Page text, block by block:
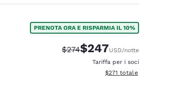
PRENOTA ORA E RISPARMIA IL 10%
Tariffa di barratura:
$274Tariffa scontata:
$247USD/notte
Tariffa per i soci
Visualizza i dettagli totali
$271 totale